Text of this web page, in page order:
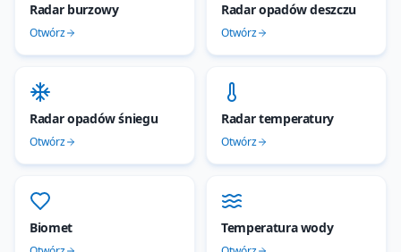
Radar burzowy
Otwórz
Radar opadów deszczu
Otwórz
Radar opadów śniegu
Otwórz
Radar temperatury
Otwórz
Biomet Temperatura wody